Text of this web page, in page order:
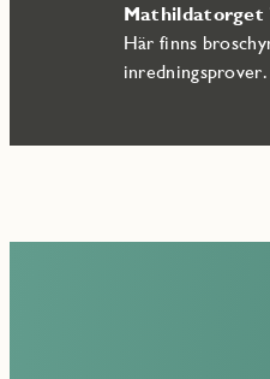
Mathildatorget
Här finns
inredningsprover.